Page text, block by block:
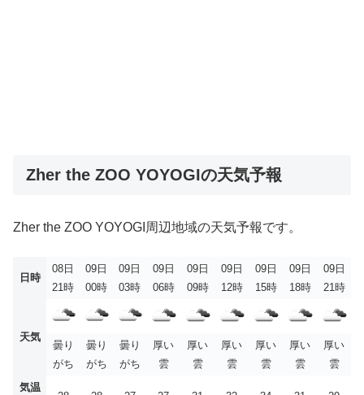
Zher the ZOO YOYOGIの天気予報
Zher the ZOO YOYOGI周辺地域の天気予報です。
日時
08日
21時
09日
00時
09日
03時
09日
06時
09日
09時
09日
12時
09日
15時
09日
18時
09日
21時
天気
曇り
がち
曇り
がち
曇り
がち
厚い
雲
厚い
雲
厚い
雲
厚い
雲
厚い
雲
厚い
雲
気温